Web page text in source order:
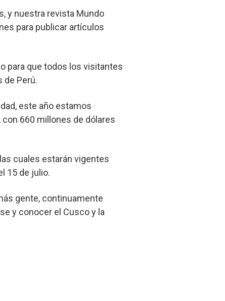
y nuestra revista Mundo
para publicar artículos
para que todos los visitantes
de Perú.
este año estamos
660 millones de dólares
cuales estarán vigentes
15 de julio.
gente, continuamente
y conocer el Cusco y la